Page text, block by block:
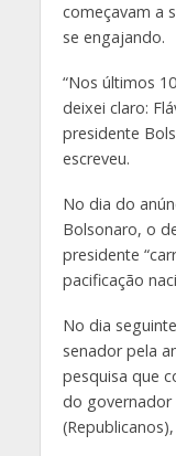
começavam a
se engajando.
“Nos últimos
deixei claro:
presidente
escreveu.
No dia do
Bolsonaro, o
presidente
pacificação
No dia
senador pela
pesquisa que
do governador